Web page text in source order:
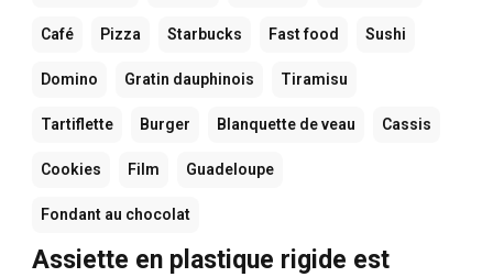
Café Pizza Starbucks Fast food Sushi
Domino Gratin dauphinois Tiramisu
Tartiflette Burger Blanquette de veau Cassis
Cookies Film Guadeloupe
Fondant au chocolat
Assiette en plastique rigide est